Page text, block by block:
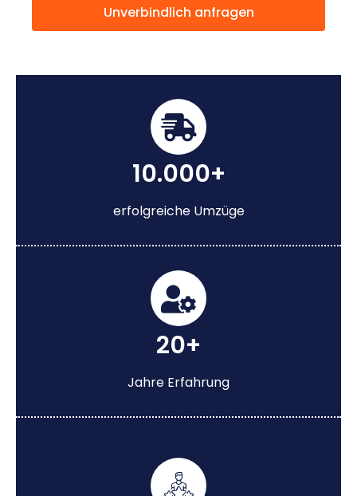
Unverbindlich anfragen
10.000+
erfolgreiche Umzüge
20+
Jahre Erfahrung